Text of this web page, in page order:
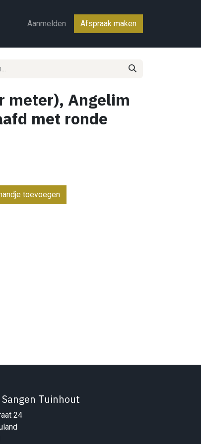
Aanmelden Afspraak maken
meter), Angelim
met ronde
toevoegen
Sangen Tuinhout
24